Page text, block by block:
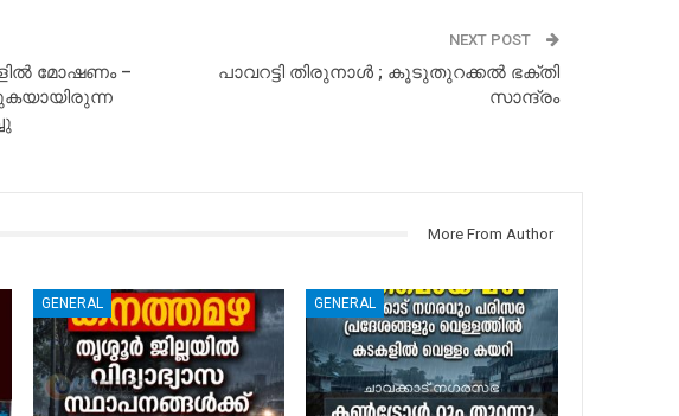
മോഷണം –
NEXT POST
പാവറട്ടി തിരുനാൾ ; കൂടുതുറക്കൽ ഭക്തി
സാന്ദ്രം
More From Author
GENERAL GENERAL